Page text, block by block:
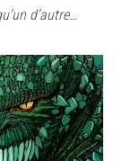
d’autre…